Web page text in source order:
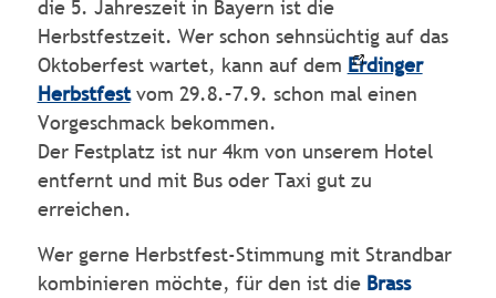
die 5. Jahreszeit in Bayern ist die
Herbstfestzeit. Wer schon sehnsüchtig auf das
Oktoberfest wartet, kann auf dem Erdinger
Herbstfestvom 29.8.–7.9. schon mal einen
Vorgeschmack bekommen.
Der Festplatz ist nur 4km von unserem Hotel
entfernt und mit Bus oder Taxi gut zu
erreichen.
Wer gerne Herbstfest-Stimmung mit Strandbar
kombinieren möchte, für den ist die Brass